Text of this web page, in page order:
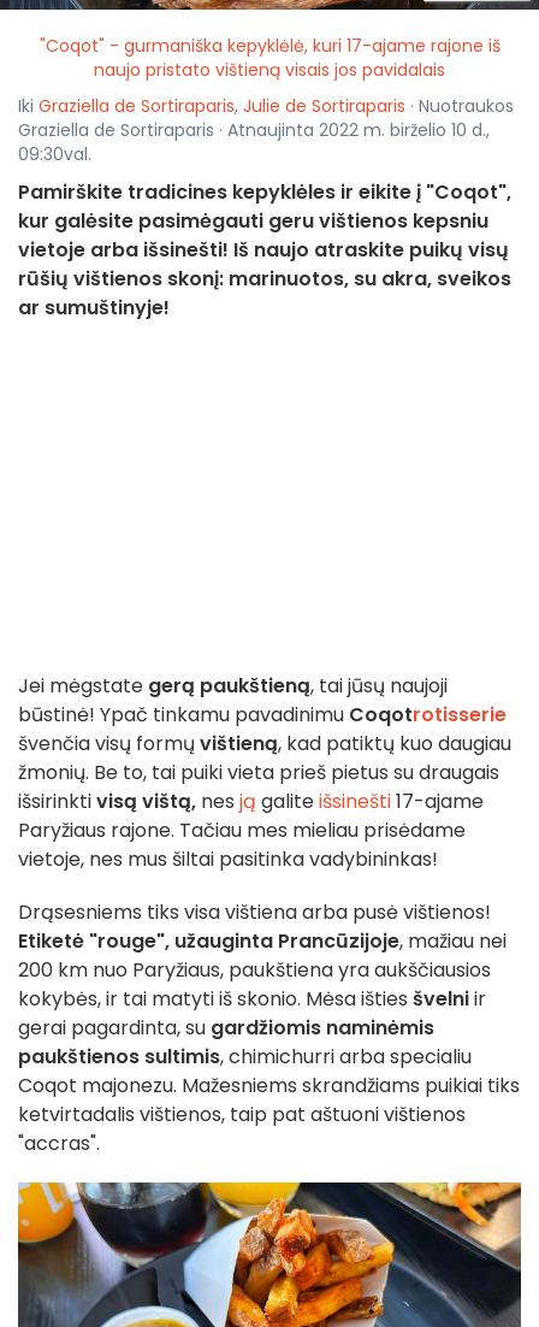
"Coqot" - gurmaniška kepyklėlė, kuri 17-ajame rajone iš
naujo pristato vištieną visais jos pavidalais
Iki Graziella de Sortiraparis, Julie de Sortiraparis · Nuotraukos
Graziella de Sortiraparis · Atnaujinta 2022 m. birželio 10 d.,
09:30val.
Pamirškite tradicines kepyklėles ir eikite į "Coqot",
kur galėsite pasimėgauti geru vištienos kepsniu
vietoje arba išsinešti! Iš naujo atraskite puikų visų
rūšių vištienos skonį: marinuotos, su akra, sveikos
ar sumuštinyje!
Jei mėgstate gerą paukštieną, tai jūsų naujoji
būstinė! Ypač tinkamu pavadinimu Coqotrotisserie
švenčia visų formų vištieną, kad patiktų kuo daugiau
žmonių. Be to, tai puiki vieta prieš pietus su draugais
išsirinktivisą vištą, nes ją galiteišsinešti17-ajame
Paryžiaus rajone. Tačiau mes mieliau prisėdame
vietoje, nes mus šiltai pasitinka vadybininkas!
Drąsesniems tiks visa vištiena arba pusė vištienos!
Etiketė "rouge", užauginta Prancūzijoje, mažiau nei
200 km nuo Paryžiaus, paukštiena yra aukščiausios
kokybės, ir tai matyti iš skonio. Mėsa išties švelniir
gerai pagardinta, su gardžiomis naminėmis
paukštienos sultimis, chimichurri arba specialiu
Coqot majonezu. Mažesniems skrandžiams puikiai tiks
ketvirtadalis vištienos, taip pat aštuoni vištienos
"accras".